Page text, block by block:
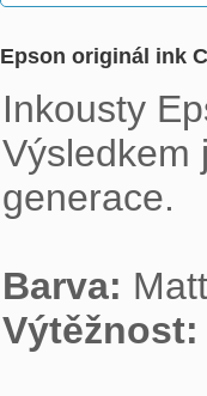
Epson originál ink
Inkousty
Výsledkem
generace.
Barva:
Výtěžnost: